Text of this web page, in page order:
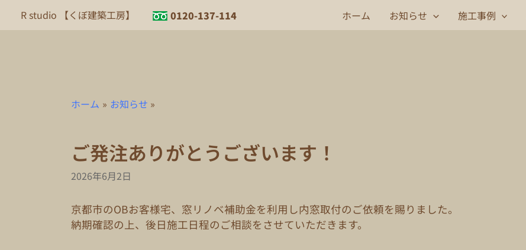
R studio 【くぼ建築工房】 0120-137-114 ホーム お知らせ 施工事例
ホーム お知らせ
ご発注ありがとうございます！
2026年6月2日
京都市のOBお客様宅、窓リノベ補助金を利用し内窓取付のご依頼を賜りました。
納期確認の上、後日施工日程のご相談をさせていただきます。